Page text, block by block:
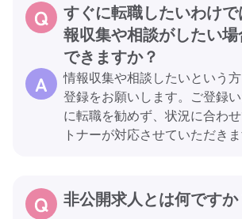
すぐに転職したいわけ
報収集や相談がしたい
できますか？
情報収集や相談したいという
登録をお願いします。ご登録
に転職を勧めず、状況に合わ
トナーが対応させていただきま
非公開求人とは何ですか